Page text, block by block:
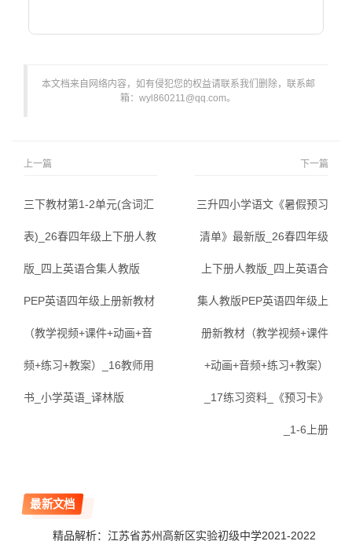
本文档来自网络内容，如有侵犯您的权益请联系我们删除，联系邮
箱：wyl860211@qq.com。
上一篇
三下教材第1-2单元(含词汇
表)_26春四年级上下册人教
版_四上英语合集人教版
PEP英语四年级上册新教材
（教学视频+课件+动画+音
频+练习+教案）_16教师用
书_小学英语_译林版
下一篇
三升四小学语文《暑假预习
清单》最新版_26春四年级
上下册人教版_四上英语合
集人教版PEP英语四年级上
册新教材（教学视频+课件
+动画+音频+练习+教案）
_17练习资料_《预习卡》
_1-6上册
最新文档
精品解析：江苏省苏州高新区实验初级中学2021-2022